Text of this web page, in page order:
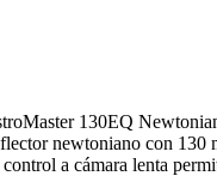
130EQ
newtoniano con
a cámara lenta